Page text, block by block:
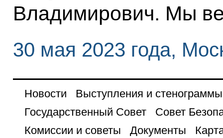
Владимирович. Мы
30 мая 2023 года,
Новости
Выступления и стенограммы
Государственный Совет
Совет
Комиссии и советы
Документы